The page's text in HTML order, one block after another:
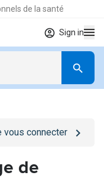
de la santé
Sign in
vous connecter
de